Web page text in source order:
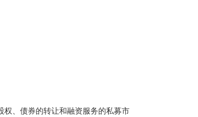
权、债券的转让和融资服务的私募市